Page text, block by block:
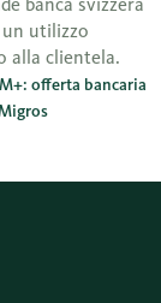
utilizzo
alla clientela.
offerta bancaria